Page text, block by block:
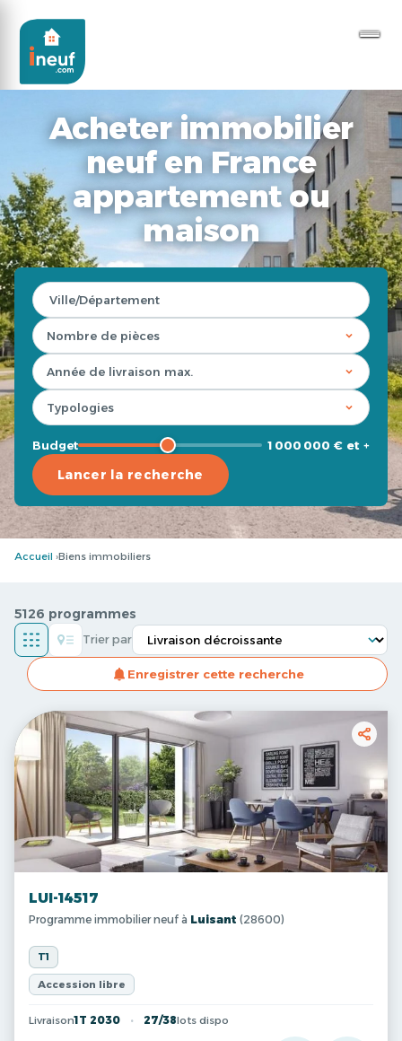
Acheter immobilier
neuf en France
appartement ou
maison
Budget 1 000 000 € et +
Lancer la recherche
Accueil Biens immobiliers
5126 programmes
Enregistrer cette recherche
Trier par
LUI-14517
Programme immobilier neuf à Luisant (28600)
T1
Accession libre
Livraison1T 2030 27/38lots dispo